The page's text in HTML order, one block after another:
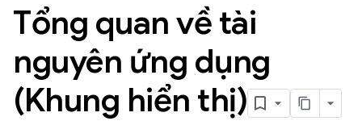
Tổng quan về tài
nguyên ứng dụng
(Khung hiển thị)